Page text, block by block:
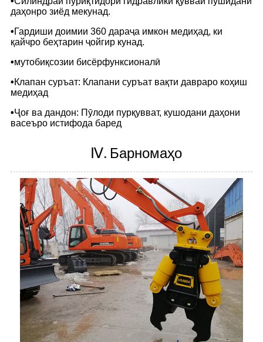
даҳонро зиёд мекунад.
•Гардиши доимии 360 дараҷа имкон медиҳад, ки
қайчро беҳтарин ҷойгир кунад.
•мутобиқсозии бисёрфунксионалӣ
•Клапан суръат: Клапани суръат вақти давраро коҳиш
медиҳад
•Ҷоғ ва дандон: Пӯлоди пурқувват, кушодани даҳони
васеъро истифода баред
Ⅳ. Барномаҳо